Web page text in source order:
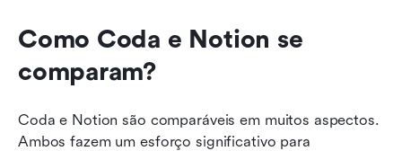
Como Coda e Notion se
comparam?
Coda e Notion são comparáveis em muitos aspectos.
Ambos fazem um esforço significativo para